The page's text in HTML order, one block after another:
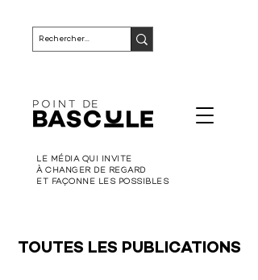
LE MÉDIA QUI INVITE
À CHANGER DE REGARD
ET FAÇONNE LES POSSIBLES
TOUTES LES PUBLICATIONS